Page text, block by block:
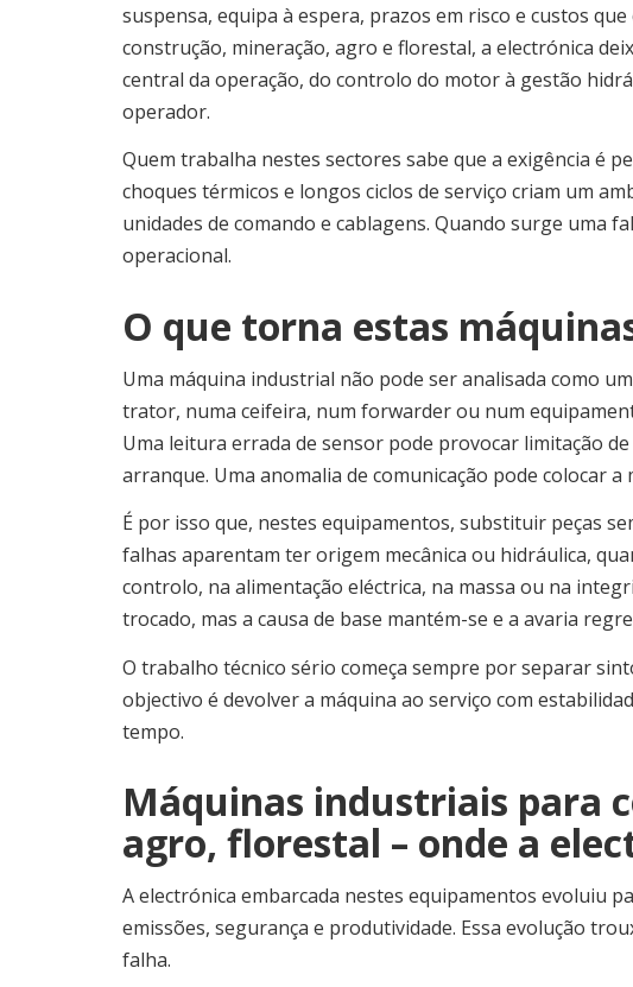
suspensa, equipa à espera, prazos em risco e custos
construção, mineração, agro e florestal, a electrónica
central da operação, do controlo do motor à gestão
operador.
Quem trabalha nestes sectores sabe que a exigência é
choques térmicos e longos ciclos de serviço criam um
unidades de comando e cablagens. Quando surge uma
operacional.
O que torna estas
Uma máquina industrial não pode ser analisada como
trator, numa ceifeira, num forwarder ou num
Uma leitura errada de sensor pode provocar limitação
arranque. Uma anomalia de comunicação pode colocar a
É por isso que, nestes equipamentos, substituir peças
falhas aparentam ter origem mecânica ou hidráulica,
controlo, na alimentação eléctrica, na massa ou na
trocado, mas a causa de base mantém-se e a avaria
O trabalho técnico sério começa sempre por separar
objectivo é devolver a máquina ao serviço com
tempo.
Máquinas industriais para
agro, florestal – onde a
A electrónica embarcada nestes equipamentos evoluiu
emissões, segurança e produtividade. Essa evolução
falha.